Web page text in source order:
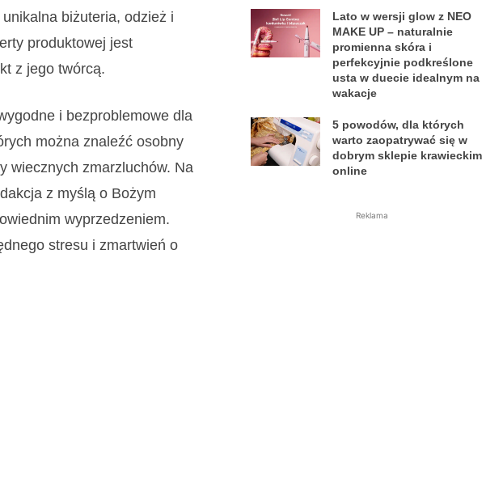
biżuteria, odzież i
produktowej jest
z jego twórcą.
i bezproblemowe dla
można znaleźć osobny
wiecznych zmarzluchów. Na
z myślą o Bożym
wyprzedzeniem.
stresu i zmartwień o
Lato w wersji glow z NEO
MAKE UP – naturalnie
promienna skóra i
perfekcyjnie podkreślone
usta w duecie idealnym na
wakacje
5 powodów, dla których
warto zaopatrywać się w
dobrym sklepie krawieckim
online
Reklama